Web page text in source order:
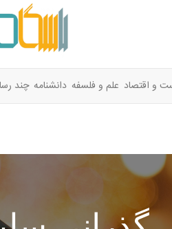
و اقتصاد علم و فلسفه دانشنامه چند